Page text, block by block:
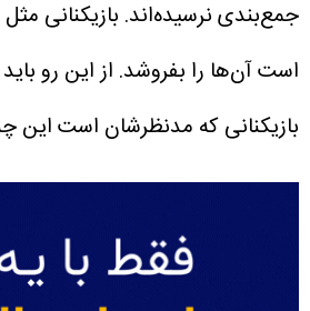
جمع‌بندی نرسیده‌اند. بازیکنانی
است آن‌ها را بفروشد. از این رو
بازیکنانی که مدنظرشان است این